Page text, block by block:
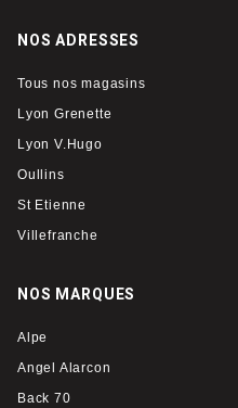
NOS ADRESSES
Tous nos magasins
Lyon Grenette
Lyon V.Hugo
Oullins
St Etienne
Villefranche
NOS MARQUES
Alpe
Angel Alarcon
Back 70